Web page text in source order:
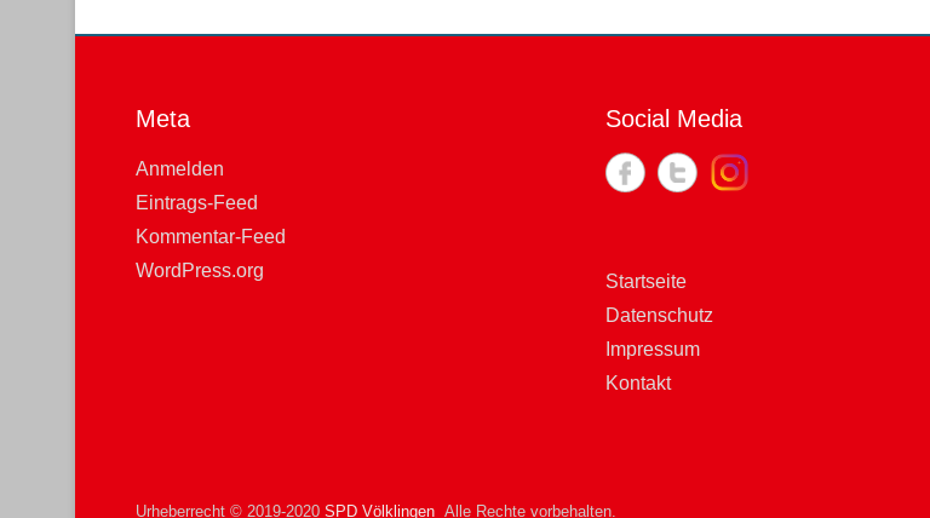
Meta
Anmelden
Eintrags-Feed
Kommentar-Feed
WordPress.org
Social Media
Startseite
Datenschutz
Impressum
Kontakt
Urheberrecht © 2019-2020 SPD Völklingen Alle Rechte vorbehalten.